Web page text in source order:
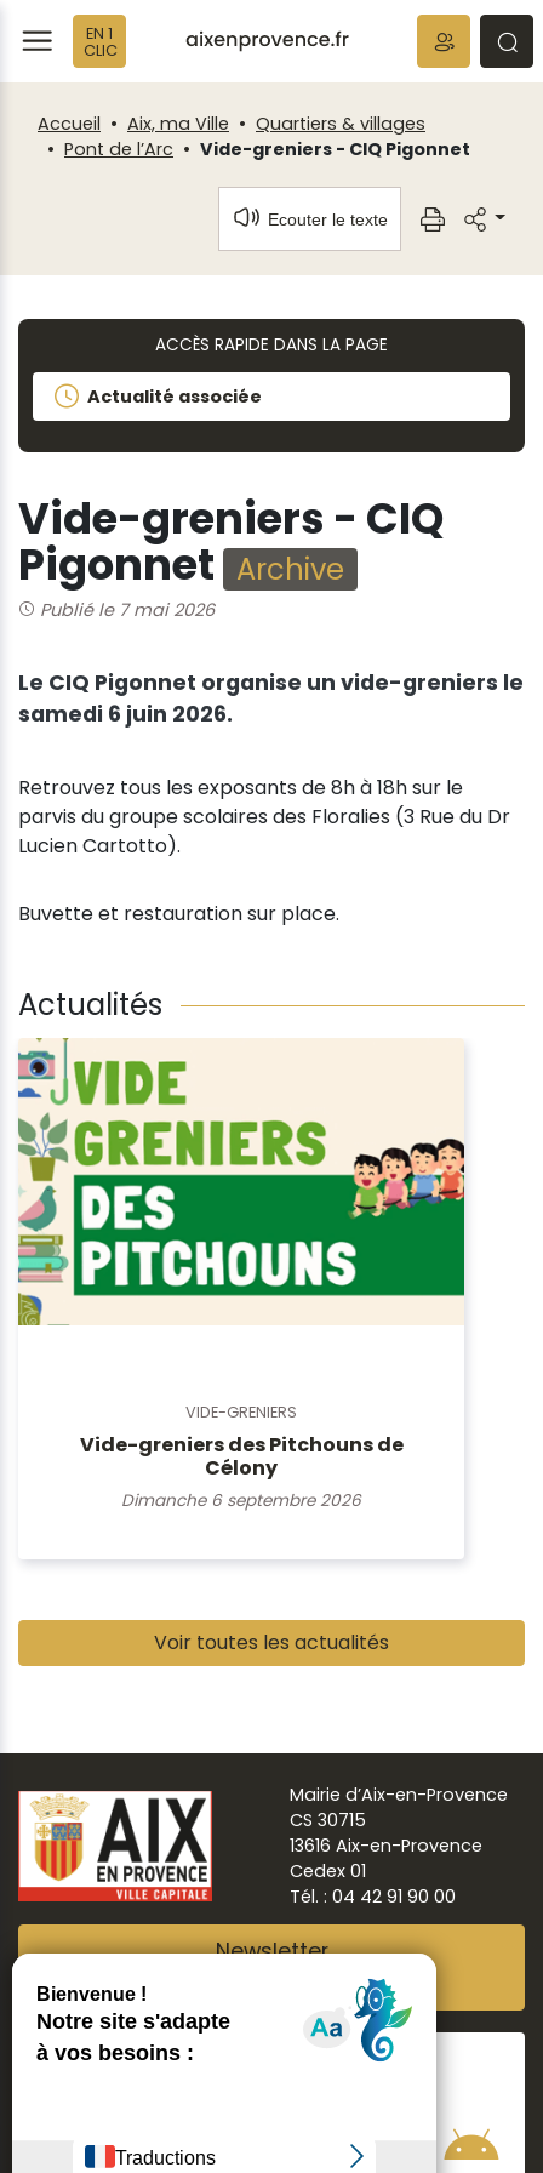
EN 1
CLIC
Accueil Aix, ma Ville
Quartiers & villages
Pont de l’Arc
Vide-greniers - CIQ Pigonnet
Ecouter le texte
ACCÈS RAPIDE DANS LA PAGE
Actualité associée
Vide-greniers - CIQ
Pigonnet Archive
Publié le 7 mai 2026
Le CIQ Pigonnet organise un vide-greniers le
samedi 6 juin 2026.
Retrouvez tous les exposants de 8h à 18h sur le
parvis du groupe scolaires des Floralies (3 Rue du Dr
Lucien Cartotto).
Buvette et restauration sur place.
Actualités
VIDE-GRENIERS
Vide-greniers des Pitchouns de
Célony
Dimanche 6 septembre 2026
Voir toutes les actualités
Mairie d’Aix-en-Provence
CS 30715
13616 Aix-en-Provence
Cedex 01
Tél. : 04 42 91 90 00
Newsletter
Suivre Aix ma ville
Fenêtre
de
chat
Panneau de gestion des cookies